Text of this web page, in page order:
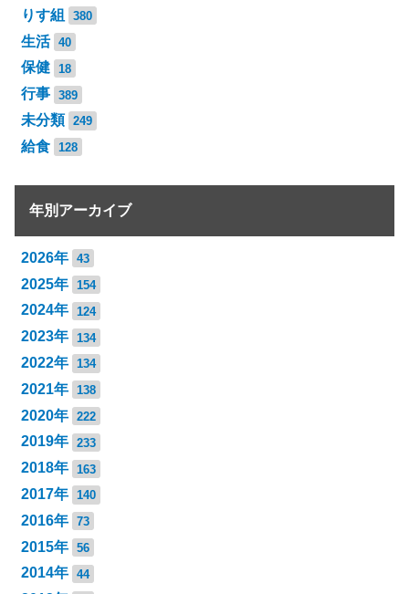
りす組 380
生活 40
保健 18
行事 389
未分類 249
給食 128
年別アーカイブ
2026年 43
2025年 154
2024年 124
2023年 134
2022年 134
2021年 138
2020年 222
2019年 233
2018年 163
2017年 140
2016年 73
2015年 56
2014年 44